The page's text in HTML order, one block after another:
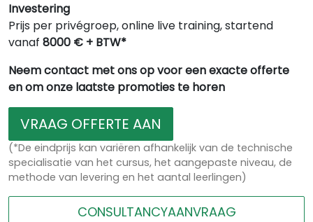
Investering
Prijs per privégroep, online live training, startend
vanaf 8000 € + BTW*
Neem contact met ons op voor een exacte offerte
en om onze laatste promoties te horen
VRAAG OFFERTE AAN
(*De eindprijs kan variëren afhankelijk van de technische
specialisatie van het cursus, het aangepaste niveau, de
methode van levering en het aantal leerlingen)
CONSULTANCYAANVRAAG